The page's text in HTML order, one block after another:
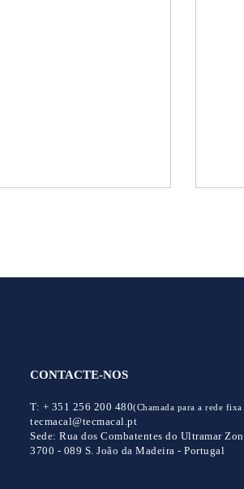
CONTACTE-NOS
T: + 351 256 200 480(Chamada para a rede
tecmacal@tecmacal.pt
Sede: Rua dos Combatentes do Ultramar
3700 - 089 S. João da Madeira - Portugal